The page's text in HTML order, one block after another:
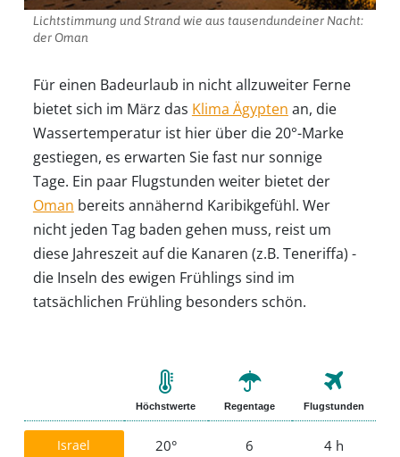
Lichtstimmung und Strand wie aus tausendundeiner Nacht:
der Oman
Für einen Badeurlaub in nicht allzuweiter Ferne
bietet sich im März das Klima Ägypten an, die
Wassertemperatur ist hier über die 20°-Marke
gestiegen, es erwarten Sie fast nur sonnige
Tage. Ein paar Flugstunden weiter bietet der
Oman bereits annähernd Karibikgefühl. Wer
nicht jeden Tag baden gehen muss, reist um
diese Jahreszeit auf die Kanaren (z.B. Teneriffa) -
die Inseln des ewigen Frühlings sind im
tatsächlichen Frühling besonders schön.
Höchstwerte Regentage Flugstunden
Israel 20° 6 4 h